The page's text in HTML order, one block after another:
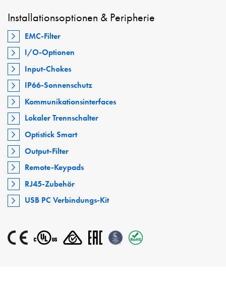
Installationsoptionen & Peripherie
EMC-Filter
I/O-Optionen
Input-Chokes
IP66-Sonnenschutz
Kommunikationsinterfaces
Lokaler Trennschalter
Optistick Smart
Output-Filter
Remote-Keypads
RJ45-Zubehör
USB PC Verbindungs-Kit